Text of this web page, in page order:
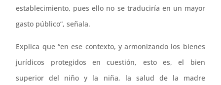
establecimiento, pues ello no se traduciría en un mayor
gasto público”, señala.
Explica que “en ese contexto, y armonizando los bienes
jurídicos protegidos en cuestión, esto es, el bien
superior del niño y la niña, la salud de la madre